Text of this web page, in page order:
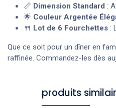
📏 Dimension Standard :
🌟 Couleur Argentée
🍴 Lot de 6 Fourchettes :
Que ce soit pour un dîner en
raffinée. Commandez-les dès
produits